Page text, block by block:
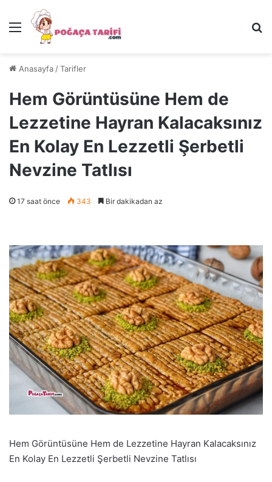
Menü
Anasayfa /Tarifler
Hem Görüntüsüne Hem de
Lezzetine Hayran Kalacaksınız
En Kolay En Lezzetli Şerbetli
Nevzine Tatlısı
17 saat önce 343 Bir dakikadan az
Hem Görüntüsüne Hem de Lezzetine Hayran Kalacaksınız
En Kolay En Lezzetli Şerbetli Nevzine Tatlısı